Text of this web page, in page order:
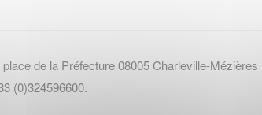
de la Préfecture 08005 Charleville-Mézières
(0)324596600.